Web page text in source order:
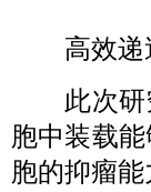
高效递
此次研究
胞中装载
胞的抑瘤能